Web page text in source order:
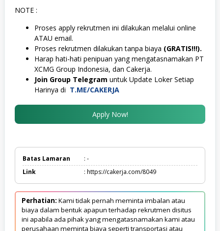
NOTE :
Proses apply rekrutmen ini dilakukan melalui online
ATAU email.
Proses rekrutmen dilakukan tanpa biaya (GRATIS!!!).
Harap hati-hati penipuan yang mengatasnamakan PT
XCMG Group Indonesia, dan Cakerja.
Join Group Telegram untuk Update Loker Setiap
Harinya di T.ME/CAKERJA
Apply Now!
Batas Lamaran
: -
Link
: https://cakerja.com/8049
Perhatian: Kami tidak pernah meminta imbalan atau
biaya dalam bentuk apapun terhadap rekrutmen disitus
ini apabila ada pihak yang mengatasnamakan kami atau
perusahaan meminta biaya seperti transportasi atau